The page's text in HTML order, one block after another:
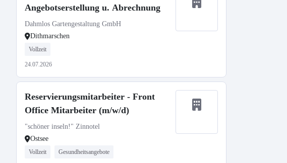
Angebotserstellung u. Abrechnung
Dahmlos Gartengestaltung GmbH
Dithmarschen
Vollzeit
24.07.2026
Reservierungsmitarbeiter - Front
Office Mitarbeiter (m/w/d)
"schöner inseln!" Zinnotel
Ostsee
Vollzeit Gesundheitsangebote